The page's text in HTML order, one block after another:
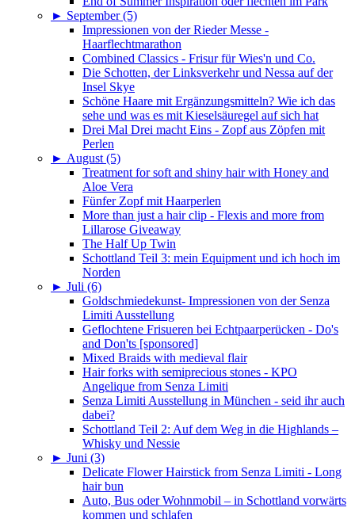
► September (5)
Impressionen von der Rieder Messe -
Haarflechtmarathon
Combined Classics - Frisur für Wies'n und Co.
Die Schotten, der Linksverkehr und Nessa auf der
Insel Skye
Schöne Haare mit Ergänzungsmitteln? Wie ich das
sehe und was es mit Kieselsäuregel auf sich hat
Drei Mal Drei macht Eins - Zopf aus Zöpfen mit
Perlen
► August (5)
Treatment for soft and shiny hair with Honey and
Aloe Vera
Fünfer Zopf mit Haarperlen
More than just a hair clip - Flexis and more from
Lillarose Giveaway
The Half Up Twin
Schottland Teil 3: mein Equipment und ich hoch im
Norden
► Juli (6)
Goldschmiedekunst- Impressionen von der Senza
Limiti Ausstellung
Geflochtene Frisueren bei Echtpaarperücken - Do's
and Don'ts [sponsored]
Mixed Braids with medieval flair
Hair forks with semiprecious stones - KPO
Angelique from Senza Limiti
Senza Limiti Ausstellung in München - seid ihr auch
dabei?
Schottland Teil 2: Auf dem Weg in die Highlands –
Whisky und Nessie
► Juni (3)
Delicate Flower Hairstick from Senza Limiti - Long
hair bun
Auto, Bus oder Wohnmobil – in Schottland vorwärts
kommen und schlafen